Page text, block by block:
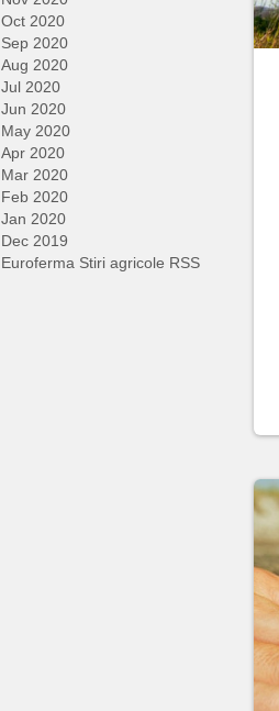
Oct 2020
Sep 2020
Aug 2020
Jul 2020
Jun 2020
May 2020
Apr 2020
Mar 2020
Feb 2020
Jan 2020
Dec 2019
Euroferma Stiri agricole RSS